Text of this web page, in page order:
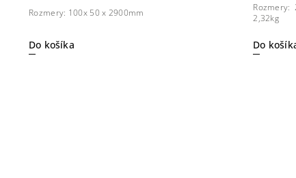
Do košíka
Rozmery: 100x 50 x 2900mm
Do
Rozmery:
2,32kg